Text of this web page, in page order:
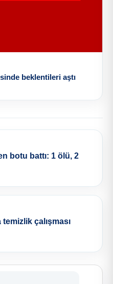
beklentileri aştı
botu battı: 1 ölü, 2
çalışması